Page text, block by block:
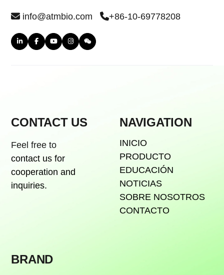
info@atmbio.com +86-10-69778208
CONTACT US
Feel free to
contact us for
cooperation and
inquiries.
NAVIGATION
INICIO
PRODUCTO
EDUCACIÓN
NOTICIAS
SOBRE NOSOTROS
CONTACTO
BRAND